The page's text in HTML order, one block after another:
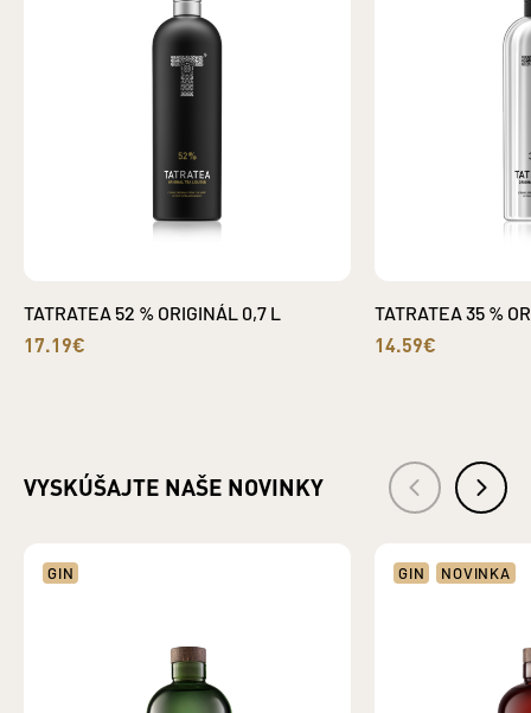
TATRATEA 52 % ORIGINÁL 0,7 L
17.19€
TATRATEA 35 %
14.59€
VYSKÚŠAJTE NAŠE NOVINKY
GIN GIN NOVINKA